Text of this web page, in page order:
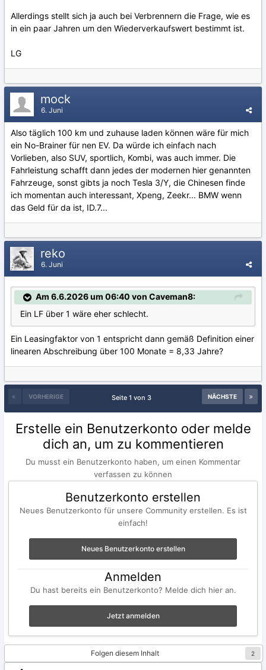
Allerdings stellt sich ja auch bei Verbrennern die Frage, wie es
in ein paar Jahren um den Wiederverkaufswert bestimmt ist.
LG
mock
6. Juni
Also täglich 100 km und zuhause laden können wäre für mich
ein No-Brainer für nen EV. Da würde ich einfach nach
Vorlieben, also SUV, sportlich, Kombi, was auch immer. Die
Fahrleistung schafft dann jedes der modernen hier genannten
Fahrzeuge, sonst gibts ja noch Tesla 3/Y, die Chinesen finde
ich momentan auch interessant, Xpeng, Zeekr... BMW wenn
das Geld für da ist, ID.7...
reko
6. Juni
Am 6.6.2026 um 06:40 von Caveman8:
Ein LF über 1 wäre eher schlecht.
Ein Leasingfaktor von 1 entspricht dann gemäß Definition einer
linearen Abschreibung über 100 Monate = 8,33 Jahre?
VORHERIGE NÄCHSTE
Seite 1 von 3
Erstelle ein Benutzerkonto oder melde
dich an, um zu kommentieren
Du musst ein Benutzerkonto haben, um einen Kommentar
verfassen zu können
Benutzerkonto erstellen
Neues Benutzerkonto für unsere Community erstellen. Es ist
einfach!
Neues Benutzerkonto erstellen
Anmelden
Du hast bereits ein Benutzerkonto? Melde dich hier an.
Jetzt anmelden
Folgen diesem Inhalt 2